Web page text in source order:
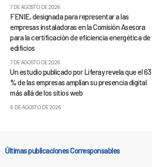
7 DE AGOSTO DE 2026
FENIE, designada para representar a las
empresas instaladoras en la Comisión Asesora
para la certificación de eficiencia energética de
edificios
7 DE AGOSTO DE 2026
Un estudio publicado por Liferay revela que el 63
% de las empresas amplían su presencia digital
más allá de los sitios web
6 DE AGOSTO DE 2026
Últimas publicaciones Corresponsables